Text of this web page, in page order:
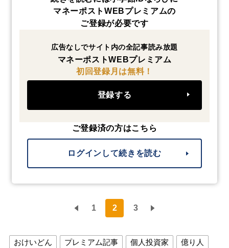
マネーポストWEBプレミアムの
ご登録が必要です
広告なしでサイト内の全記事読み放題
マネーポストWEBプレミアム
初回登録月は無料！
登録する
ご登録済の方はこちら
ログインして続きを読む
1 2 3
おけいどん プレミアム記事 個人投資家
億り人